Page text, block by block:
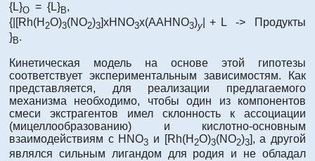
{L}O = {L}B,
{|[Rh(H 2O)3(NO2)3]xHNO3x(ААHNO3)y | + L -> Продукты
}B.
Кинетическая модель на основе этой гипотезы
соответствует экспериментальным зависимостям. Как
представляется, для реализации предлагаемого
механизма необходимо, чтобы один из компонентов
смеси экстрагентов имел склонность к ассоциации
(мицеллообразованию) и кислотно-основным
взаимодействиям с HNO3 и [Rh(H 2O)3(NO2)3], а другой
являлся сильным лигандом для родия и не обладал